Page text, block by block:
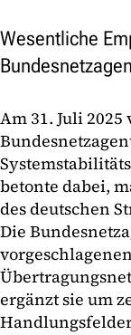
Wesentliche
Am 31. Juli
betonte dabei,
des deutschen
Die
ergänzt sie um